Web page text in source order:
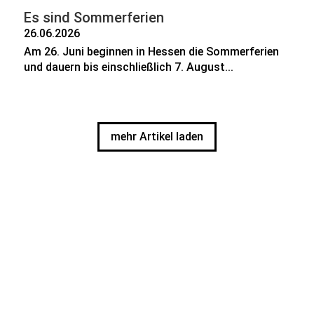
Es sind Sommerferien
26.06.2026
Am 26. Juni beginnen in Hessen die Sommerferien
und dauern bis einschließlich 7. August...
mehr Artikel laden